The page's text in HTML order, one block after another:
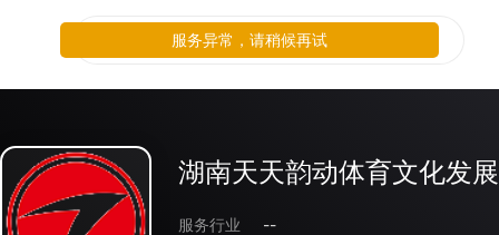
湖南天天韵动体育文化发
服务行业
--
服务异常，请稍候再试